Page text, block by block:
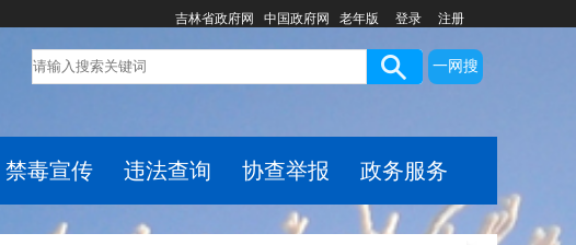
吉林省政府网 中国政府网 老年版 登录 注册
一网搜
禁毒宣传 违法查询 协查举报 政务服务